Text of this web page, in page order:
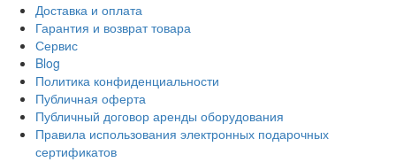
Доставка и оплата
Гарантия и возврат товара
Сервис
Blog
Политика конфиденциальности
Публичная оферта
Публичный договор аренды оборудования
Правила использования электронных подарочных
сертификатов